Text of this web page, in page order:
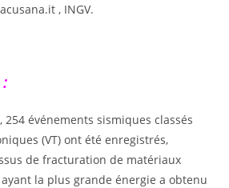
, INGV.
événements sismiques classés
(VT) ont été enregistrés,
de fracturation de matériaux
ayant la plus grande énergie a obtenu